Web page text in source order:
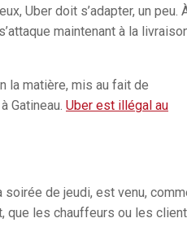
Uber doit s’adapter, un peu.
maintenant à la
la matière, mis au fait de
Gatineau. Uber est illégal au
de jeudi, est venu,
que les chauffeurs ou les